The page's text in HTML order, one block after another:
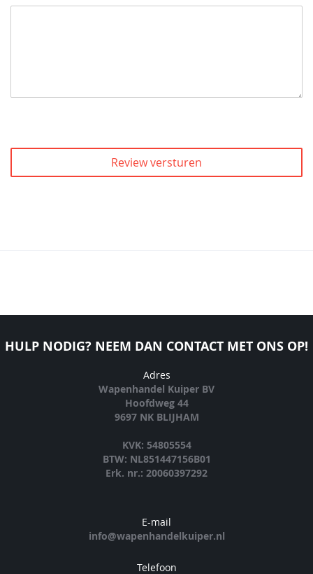
Review versturen
HULP NODIG? NEEM DAN CONTACT MET ONS OP!
Adres
Wapenhandel Kuiper BV
Hoofdweg 44
9697 NK BLIJHAM
KVK: 54805554
BTW: NL851447156B01
Erk. nr.: 20060397292
E-mail
info@wapenhandelkuiper.nl
Telefoon